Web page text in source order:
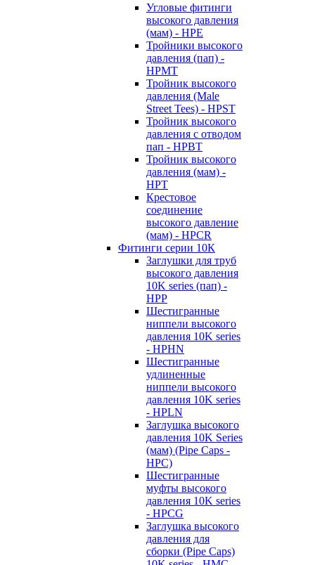
Угловые фитинги
высокого давления
(мам) - HPE
Тройники высокого
давления (пап) -
HPMT
Тройник высокого
давления (Male
Street Tees) - HPST
Тройник высокого
давления с отводом
пап - HPBT
Тройник высокого
давления (мам) -
HPT
Крестовое
соединение
высокого давление
(мам) - HPCR
Фитинги серии 10К
Заглушки для труб
высокого давления
10K series (пап) -
HPP
Шестигранные
ниппели высокого
давления 10K series
- HPHN
Шестигранные
удлиненные
ниппели высокого
давления 10K series
- HPLN
Заглушка высокого
давления 10K Series
(мам) (Pipe Caps -
HPC)
Шестигранные
муфты высокого
давления 10K series
- HPCG
Заглушка высокого
давления для
сборки (Pipe Caps)